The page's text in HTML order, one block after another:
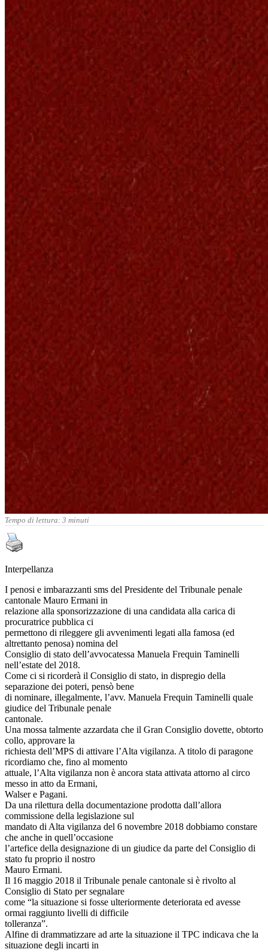
Tempo di lettura: 3 minuti
Interpellanza
I penosi e imbarazzanti sms del Presidente del Tribunale penale
cantonale Mauro Ermani in
relazione alla sponsorizzazione di una candidata alla carica di
procuratrice pubblica ci
permettono di rileggere gli avvenimenti legati alla famosa (ed
altrettanto penosa) nomina del
Consiglio di stato dell’avvocatessa Manuela Frequin Taminelli
nell’estate del 2018.
Come ci si ricorderà il Consiglio di stato, in dispregio della
separazione dei poteri, pensò bene
di nominare, illegalmente, l’avv. Manuela Frequin Taminelli quale
giudice del Tribunale penale
cantonale.
Una mossa talmente azzardata che il Gran Consiglio dovette, obtorto
collo, approvare la
richiesta dell’MPS di attivare l’Alta vigilanza. A titolo di paragone
ricordiamo che, fino al momento
attuale, l’Alta vigilanza non è ancora stata attivata attorno al circo
messo in atto da Ermani,
Walser e Pagani.
Da una rilettura della documentazione prodotta dall’allora
commissione della legislazione sul
mandato di Alta vigilanza del 6 novembre 2018 dobbiamo constare
che anche in quell’occasione
l’artefice della designazione di un giudice da parte del Consiglio di
stato fu proprio il nostro
Mauro Ermani.
Il 16 maggio 2018 il Tribunale penale cantonale si è rivolto al
Consiglio di Stato per segnalare
come “la situazione si fosse ulteriormente deteriorata ed avesse
ormai raggiunto livelli di difficile
tolleranza”.
Alfine di drammatizzare ad arte la situazione il TPC indicava che la
situazione degli incarti in